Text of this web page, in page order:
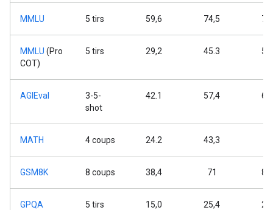
MMLU 5 tirs 59,6 74,5
MMLU (Pro
COT)
5 tirs 29,2 45.3
AGIEval
3-5-
shot
42.1 57,4
MATH 4 coups 24.2 43,3
GSM8K 8 coups 38,4 71
GPQA 5 tirs 15,0 25,4